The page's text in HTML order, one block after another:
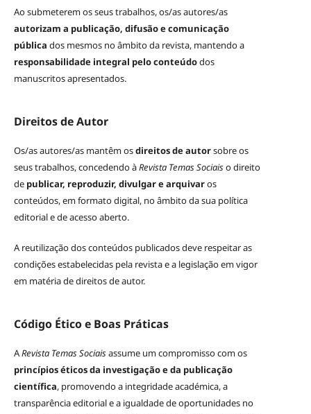
Ao submeterem os seus trabalhos, os/as autores/as
autorizam a publicação, difusão e comunicação
pública dos mesmos no âmbito da revista, mantendo a
responsabilidade integral pelo conteúdodos
manuscritos apresentados.
Direitos de Autor
Os/as autores/as mantêm osdireitos de autorsobre os
seus trabalhos, concedendo àRevista Temas Sociaiso direito
de publicar, reproduzir, divulgar e arquivaros
conteúdos, em formato digital, no âmbito da sua política
editorial e de acesso aberto.
A reutilização dos conteúdos publicados deve respeitar as
condições estabelecidas pela revista e a legislação em vigor
em matéria de direitos de autor.
Código Ético e Boas Práticas
ARevista Temas Sociaisassume um compromisso com os
princípios éticos da investigação e da publicação
científica, promovendo a integridade académica, a
transparência editorial e a igualdade de oportunidades no